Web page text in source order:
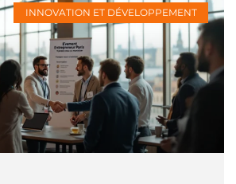
INNOVATION ET DÉVELOPPEMENT